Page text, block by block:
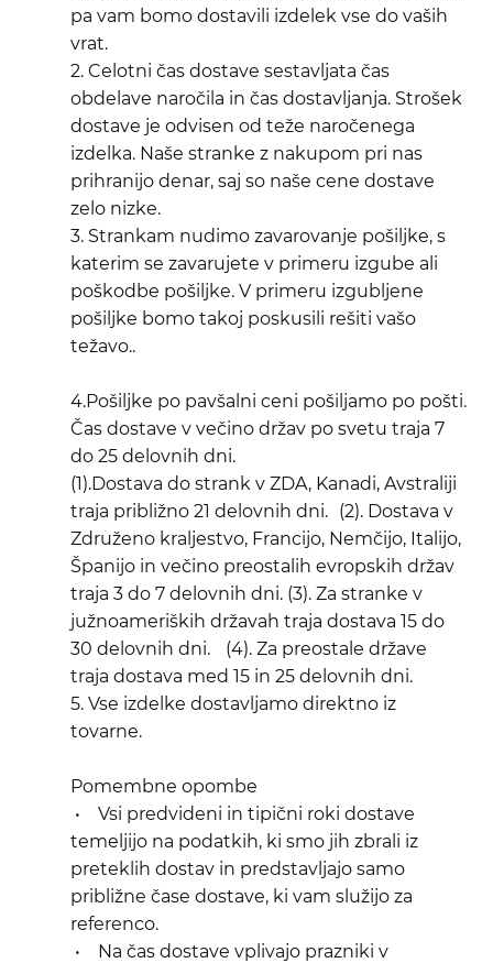
pa vam bomo dostavili izdelek vse do vaših
vrat.
2. Celotni čas dostave sestavljata čas
obdelave naročila in čas dostavljanja. Strošek
dostave je odvisen od teže naročenega
izdelka. Naše stranke z nakupom pri nas
prihranijo denar, saj so naše cene dostave
zelo nizke.
3. Strankam nudimo zavarovanje pošiljke, s
katerim se zavarujete v primeru izgube ali
poškodbe pošiljke. V primeru izgubljene
pošiljke bomo takoj poskusili rešiti vašo
težavo..
4.Pošiljke po pavšalni ceni pošiljamo po pošti.
Čas dostave v večino držav po svetu traja 7
do 25 delovnih dni.
(1).Dostava do strank v ZDA, Kanadi, Avstraliji
traja približno 21 delovnih dni. (2). Dostava v
Združeno kraljestvo, Francijo, Nemčijo, Italijo,
Španijo in večino preostalih evropskih držav
traja 3 do 7 delovnih dni. (3). Za stranke v
južnoameriških državah traja dostava 15 do
30 delovnih dni.
(4). Za preostale države
traja dostava med 15 in 25 delovnih dni.
5. Vse izdelke dostavljamo direktno iz
tovarne.
Pomembne opombe
• Vsi predvideni in tipični roki dostave
temeljijo na podatkih, ki smo jih zbrali iz
preteklih dostav in predstavljajo samo
približne čase dostave, ki vam služijo za
referenco.
• Na čas dostave vplivajo prazniki v